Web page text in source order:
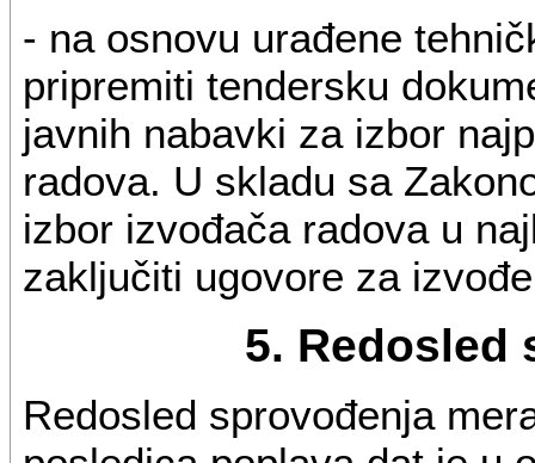
- na osnovu urađene
pripremiti tendersku
javnih nabavki za izbor
radova. U skladu sa
izbor izvođača radova u
zaključiti ugovore za
5. Redosled
Redosled sprovođenja